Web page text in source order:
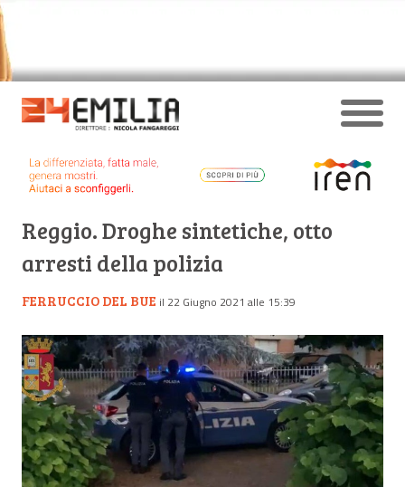
Reggio. Droghe sintetiche, otto
arresti della polizia
FERRUCCIO DEL BUE il 22 Giugno 2021 alle 15:39